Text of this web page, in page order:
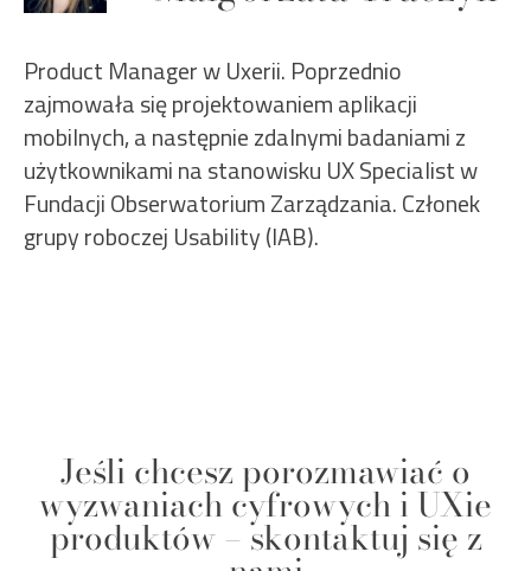
Product Manager w Uxerii. Poprzednio
zajmowała się projektowaniem aplikacji
mobilnych, a następnie zdalnymi badaniami z
użytkownikami na stanowisku UX Specialist w
Fundacji Obserwatorium Zarządzania. Członek
grupy roboczej Usability (IAB).
Jeśli chcesz porozmawiać o
wyzwaniach cyfrowych i UXie
produktów – skontaktuj się z